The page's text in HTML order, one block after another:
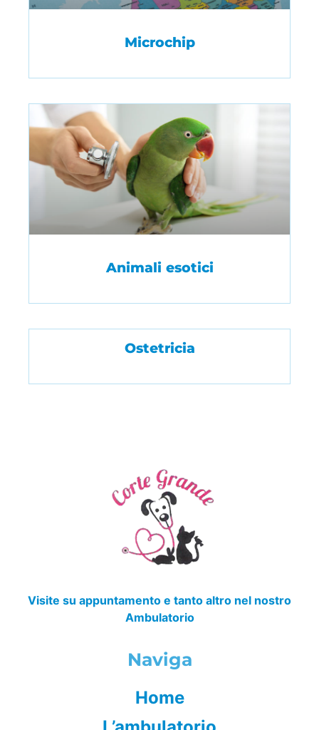
Microchip
Animali esotici
Ostetricia
Visite su appuntamento e tanto altro nel nostro
Ambulatorio
Naviga
Home